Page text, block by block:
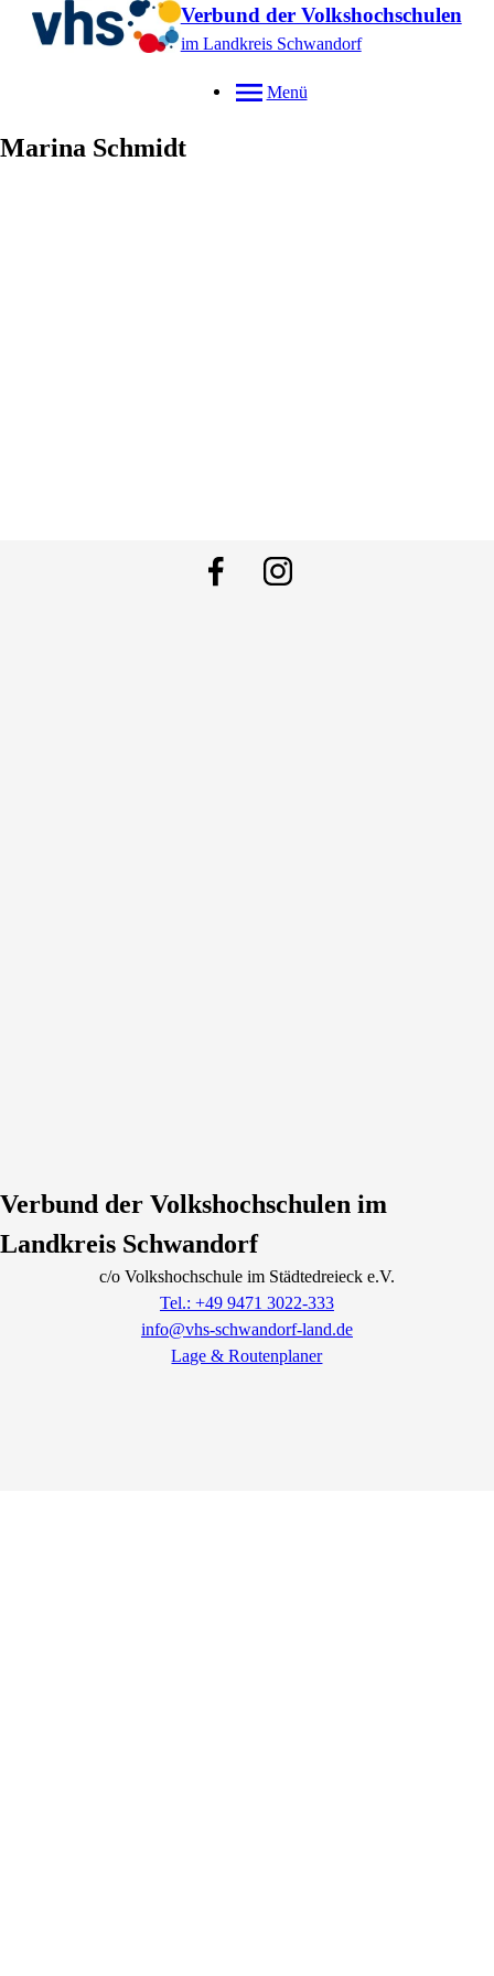
Verbund der Volkshochschulen
im Landkreis Schwandorf
Menü
Marina Schmidt
Verbund der Volkshochschulen im
Landkreis Schwandorf
c/o Volkshochschule im Städtedreieck e.V.
Tel.: +49 9471 3022-333
info@vhs-schwandorf-land.de
Lage & Routenplaner